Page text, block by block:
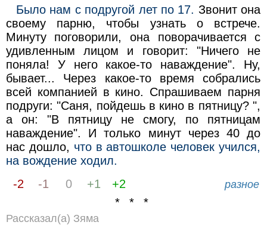
Было нам с подругой лет по 17. Звонит она
своему парню, чтобы узнать о встрече.
Минуту поговорили, она поворачивается с
удивленным лицом и говорит: "Ничего не
поняла! У него какое-то наваждение". Ну,
бывает... Через какое-то время собрались
всей компанией в кино. Спрашиваем парня
подруги: "Саня, пойдешь в кино в пятницу? ",
а он: "В пятницу не смогу, по пятницам
наваждение". И только минут через 40 до
нас дошло, что в автошколе человек учился,
на вождение ходил.
-2
-1 0 +1 +2 разное
* * *
Рассказал(а) Зяма